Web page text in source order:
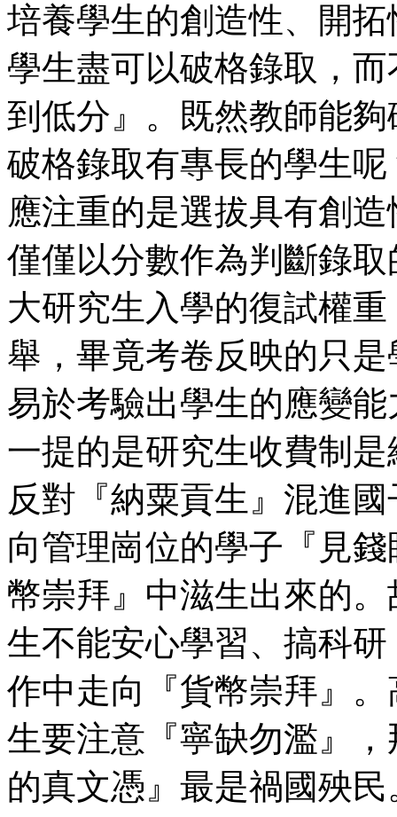
培養學生的創造性、開
學生盡可以破格錄取，
到低分』。既然教師能
破格錄取有專長的學生
應注重的是選拔具有創
僅僅以分數作為判斷錄
大研究生入學的復試權
舉，畢竟考卷反映的只
易於考驗出學生的應變
一提的是研究生收費制
反對『納粟貢生』混進
向管理崗位的學子『見
幣崇拜』中滋生出來的
生不能安心學習、搞科
作中走向『貨幣崇拜』
生要注意『寧缺勿濫』
的真文憑』最是禍國殃民